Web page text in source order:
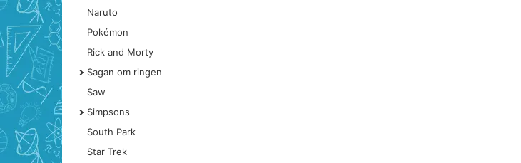
Naruto
Pokémon
Rick and Morty
Sagan om ringen
Saw
Simpsons
South Park
Star Trek